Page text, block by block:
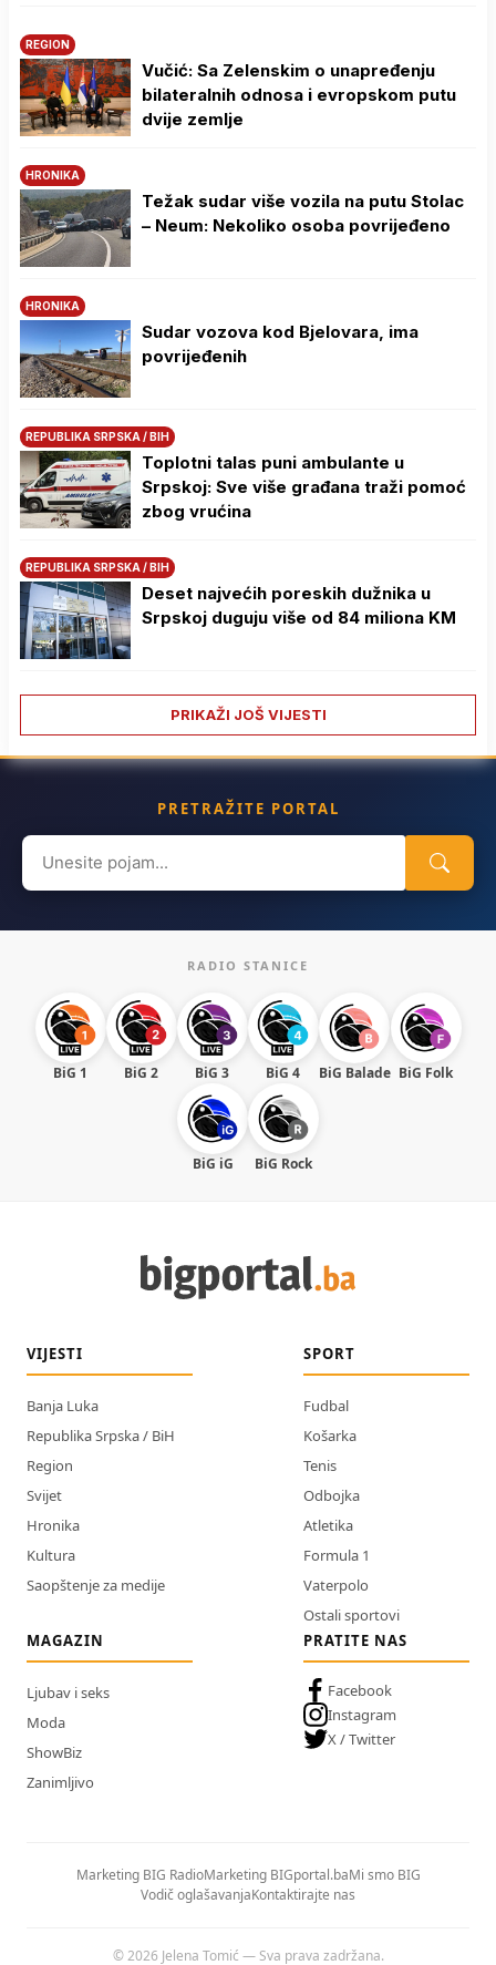
REGION
Vučić: Sa Zelenskim o unapređenju
bilateralnih odnosa i evropskom putu
dvije zemlje
HRONIKA
Težak sudar više vozila na putu Stolac
– Neum: Nekoliko osoba povrijeđeno
HRONIKA
Sudar vozova kod Bjelovara, ima
povrijeđenih
REPUBLIKA SRPSKA / BIH
Toplotni talas puni ambulante u
Srpskoj: Sve više građana traži pomoć
zbog vrućina
REPUBLIKA SRPSKA / BIH
Deset najvećih poreskih dužnika u
Srpskoj duguju više od 84 miliona KM
PRIKAŽI JOŠ VIJESTI
PRETRAŽITE PORTAL
Search
for:
RADIO STANICE
BiG 1 BiG 2 BiG 3 BiG 4 BiG Balade BiG Folk
BiG iG BiG Rock
VIJESTI
Banja Luka
Republika Srpska / BiH
Region
Svijet
Hronika
Kultura
Saopštenje za medije
SPORT
Fudbal
Košarka
Tenis
Odbojka
Atletika
Formula 1
Vaterpolo
Ostali sportovi
MAGAZIN
Ljubav i seks
Moda
ShowBiz
Zanimljivo
PRATITE NAS
Facebook
Instagram
X / Twitter
Marketing BIG RadioMarketing BIGportal.baMi smo BIG
Vodič oglašavanjaKontaktirajte nas
© 2026 Jelena Tomić — Sva prava zadržana.